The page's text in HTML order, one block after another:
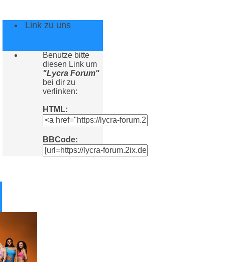
Link zu uns
Benutze bitte
diesen Link um
"Lycra Forum"
bei dir zu
verlinken:
HTML:
BBCode: